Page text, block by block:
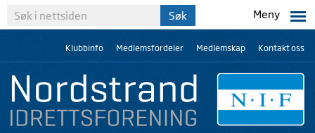
Meny
Klubbinfo Medlemsfordeler Medlemskap Kontakt oss